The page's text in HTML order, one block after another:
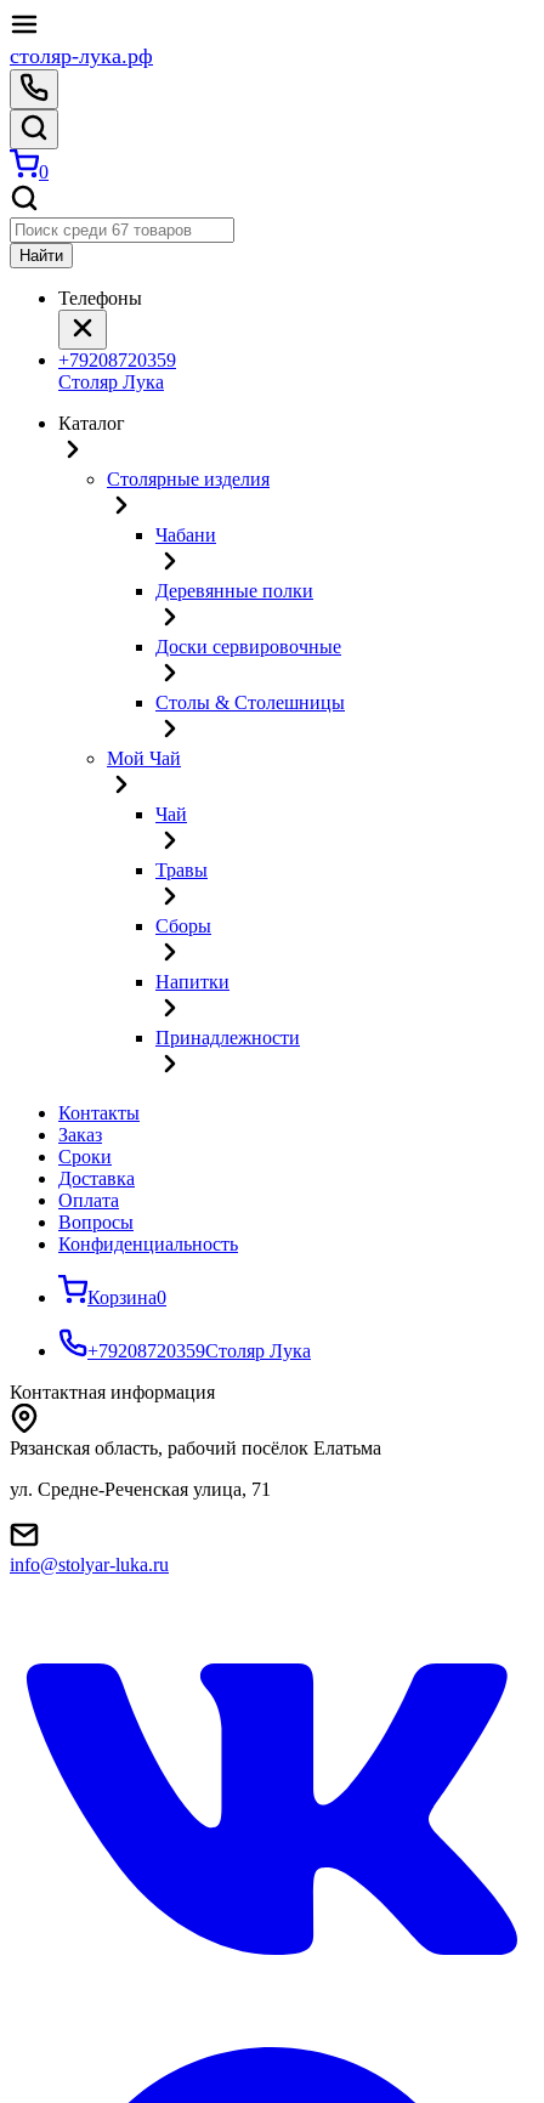
столяр-лука.рф
0
Найти
Телефоны
+79208720359
Столяр Лука
Каталог
Столярные изделия
Чабани
Деревянные полки
Доски сервировочные
Столы & Столешницы
Мой Чай
Чай
Травы
Сборы
Напитки
Принадлежности
Контакты
Заказ
Cроки
Доставка
Оплата
Вопросы
Конфиденциальность
Корзина0
+79208720359Столяр Лука
Контактная информация
Рязанская область, рабочий посёлок Елатьма
ул. Средне-Реченская улица, 71
info@stolyar-luka.ru